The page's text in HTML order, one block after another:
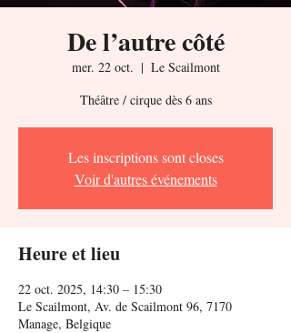
De l’autre côté
mer. 22 oct.
  |
Le Scailmont
Théâtre / cirque dès 6 ans
Les inscriptions sont closes
Voir d'autres événements
Heure et lieu
22 oct. 2025, 14:30 – 15:30
Le Scailmont, Av. de Scailmont 96, 7170
Manage, Belgique